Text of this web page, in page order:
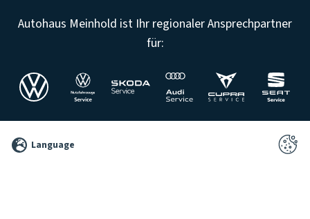
Autohaus Meinhold ist Ihr regionaler Ansprechpartner
für:
2026 Language